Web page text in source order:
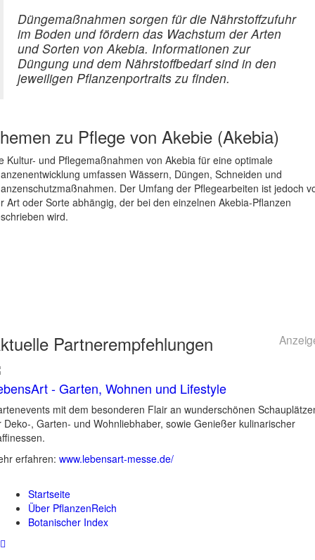
Düngemaßnahmen sorgen für die Nährstoffzufuhr
im Boden und fördern das Wachstum der Arten
und Sorten von Akebia. Informationen zur
Düngung und dem Nährstoffbedarf sind in den
jeweiligen Pflanzenportraits zu finden.
zu Pflege von Akebie (Akebia)
Kultur- und Pflegemaßnahmen von Akebia für eine optimale
umfassen Wässern, Düngen, Schneiden und
Der Umfang der Pflegearbeiten ist jedoch
Art oder Sorte abhängig, der bei den einzelnen Akebia-Pflanzen
wird.
Partnerempfehlungen
- Garten, Wohnen und Lifestyle
mit dem besonderen Flair an wunderschönen
Deko-, Garten- und Wohnliebhaber, sowie Genießer kulinarischer
erfahren: www.lebensart-messe.de/
Startseite
Über PflanzenReich
Botanischer Index